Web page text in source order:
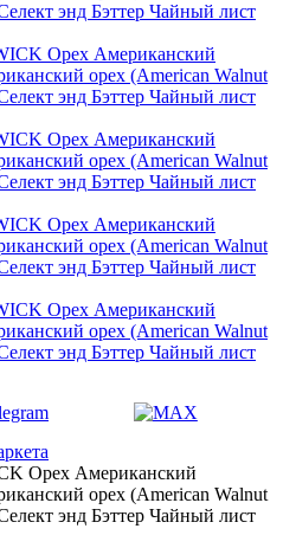
Орех Американский
орех (American Walnut
энд Бэттер Чайный лист